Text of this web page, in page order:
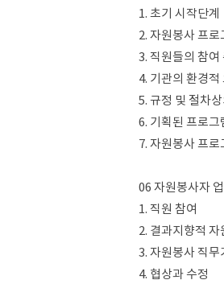
1. 초기 시작단계
2. 자원봉사 프
3. 직원들의 참여
4. 기관의 환경적
5. 규정 및 절차
6. 기획된 프로그
7. 자원봉사 프
06 자원봉사자
1. 직원 참여
2. 결과지향적
3. 자원봉사 직무
4. 협상과 수정